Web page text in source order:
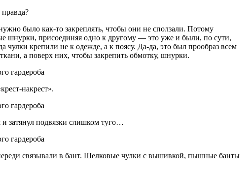
было как-то закреплять, чтобы они не сползали. Потому
шнурки, присоединяя одно к другому — это уже и были, по сути,
крепили не к одежде, а к поясу. Да-да, это был прообраз всем
а поверх них, чтобы закрепить обмотку, шнурки.
накрест».
затянул подвязки слишком туго…
связывали в бант. Шелковые чулки с вышивкой, пышные банты